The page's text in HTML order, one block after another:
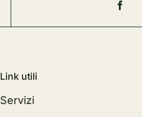
Link utili
Servizi